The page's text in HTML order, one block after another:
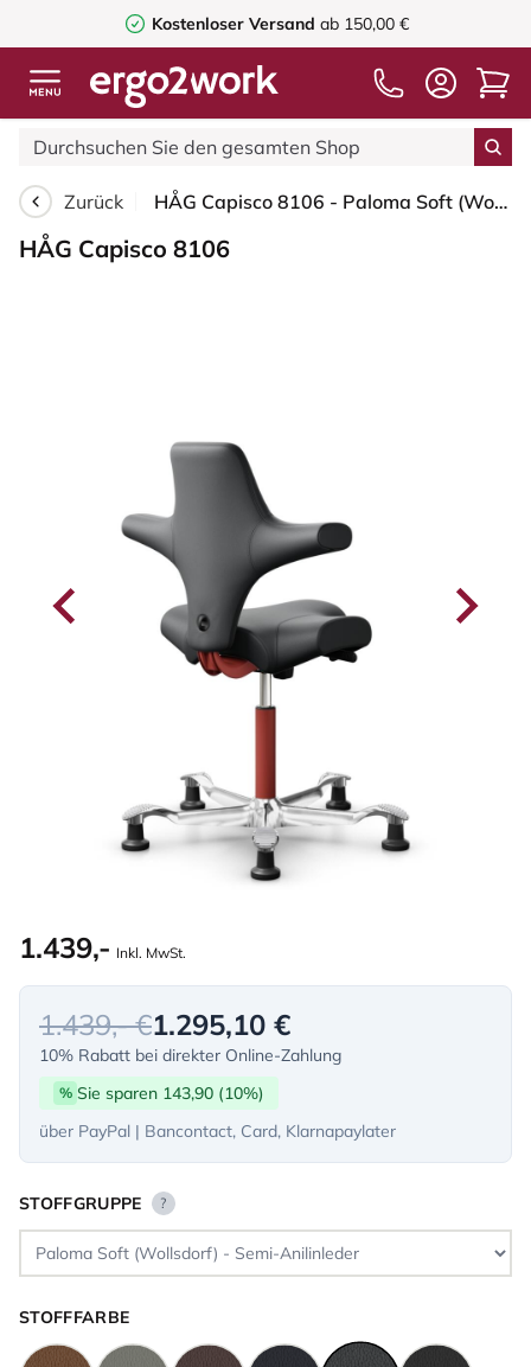
Kostenloser Versand ab 150,00 €
Zurück HÅG Capisco 8106 - Paloma Soft (Wollsdorf) - Semi-Anilinleder - ATG55206 - Grey - Blush Rose - 265 mm (Sitzhöhe 53-79cm) - Bodengleiter
HÅG Capisco 8106
1.439,- Inkl. MwSt.
1.439,- €1.295,10 €
10% Rabatt bei direkter Online-Zahlung
% Sie sparen 143,90 (10%)
über PayPal | Bancontact, Card, Klarnapaylater
STOFFGRUPPE ?
STOFFFARBE